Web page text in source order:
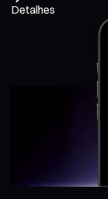
Detalhes